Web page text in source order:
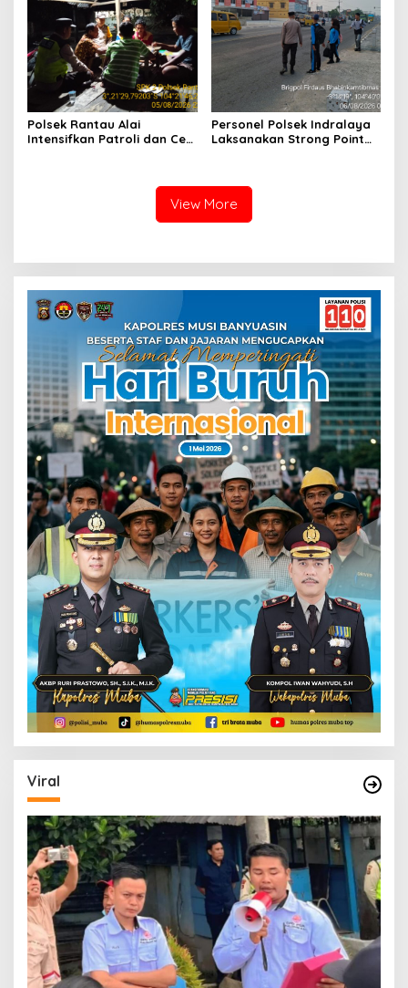
Polsek Rantau Alai
Intensifkan Patroli dan Cek
Personel Polsek Indralaya
Laksanakan Strong Point
View More
Viral